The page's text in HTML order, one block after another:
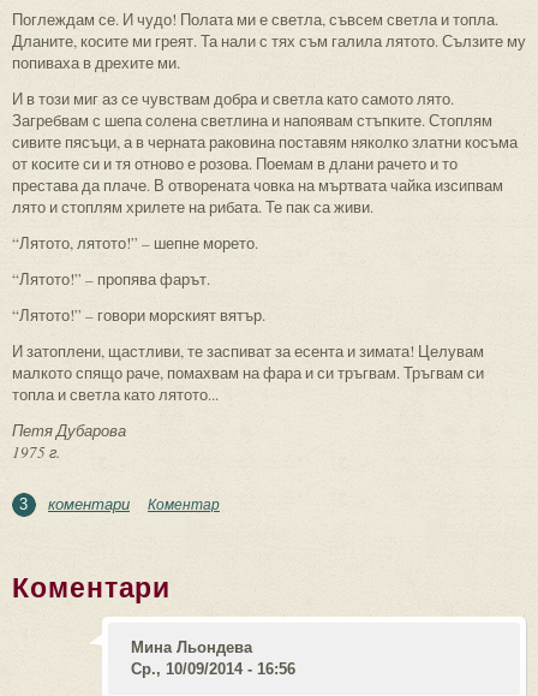
Поглеждам се. И чудо! Полата ми е светла, съвсем светла и топла.
Дланите, косите ми греят. Та нали с тях съм галила лятото. Сълзите му
попиваха в дрехите ми.
И в този миг аз се чувствам добра и светла като самото лято.
Загребвам с шепа солена светлина и напоявам стъпките. Стоплям
сивите пясъци, а в черната раковина поставям няколко златни косъма
от косите си и тя отново е розова. Поемам в длани рачето и то
престава да плаче. В отворената човка на мъртвата чайка изсипвам
лято и стоплям хрилете на рибата. Те пак са живи.
“Лятото, лятото!” – шепне морето.
“Лятото!” – пропява фарът.
“Лятото!” – говори морският вятър.
И затоплени, щастливи, те заспиват за есента и зимата! Целувам
малкото спящо раче, помахвам на фара и си тръгвам. Тръгвам си
топла и светла като лятото...
Петя Дубарова
1975 г.
3 коментари Коментар
Коментари
Мина Льондева
Ср., 10/09/2014 - 16:56